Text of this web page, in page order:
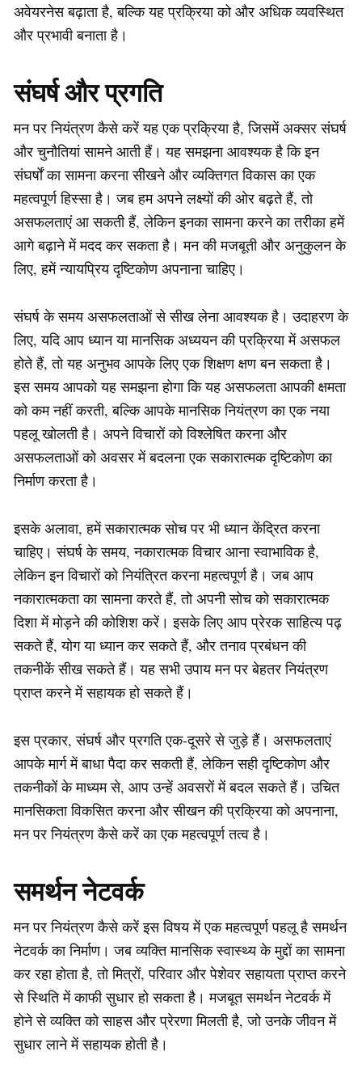
अवेयरनेस बढ़ाता है, बल्कि यह प्रक्रिया को और अधिक व्यवस्थित
और प्रभावी बनाता है।
संघर्ष और प्रगति
मन पर नियंत्रण कैसे करें यह एक प्रक्रिया है, जिसमें अक्सर संघर्ष
और चुनौतियां सामने आती हैं। यह समझना आवश्यक है कि इन
संघर्षों का सामना करना सीखने और व्यक्तिगत विकास का एक
महत्वपूर्ण हिस्सा है। जब हम अपने लक्ष्यों की ओर बढ़ते हैं, तो
असफलताएं आ सकती हैं, लेकिन इनका सामना करने का तरीका हमें
आगे बढ़ाने में मदद कर सकता है। मन की मजबूती और अनुकुलन के
लिए, हमें न्यायप्रिय दृष्टिकोण अपनाना चाहिए।
संघर्ष के समय असफलताओं से सीख लेना आवश्यक है। उदाहरण के
लिए, यदि आप ध्यान या मानसिक अध्ययन की प्रक्रिया में असफल
होते हैं, तो यह अनुभव आपके लिए एक शिक्षण क्षण बन सकता है।
इस समय आपको यह समझना होगा कि यह असफलता आपकी क्षमता
को कम नहीं करती, बल्कि आपके मानसिक नियंत्रण का एक नया
पहलू खोलती है। अपने विचारों को विश्लेषित करना और
असफलताओं को अवसर में बदलना एक सकारात्मक दृष्टिकोण का
निर्माण करता है।
इसके अलावा, हमें सकारात्मक सोच पर भी ध्यान केंद्रित करना
चाहिए। संघर्ष के समय, नकारात्मक विचार आना स्वाभाविक है,
लेकिन इन विचारों को नियंत्रित करना महत्वपूर्ण है। जब आप
नकारात्मकता का सामना करते हैं, तो अपनी सोच को सकारात्मक
दिशा में मोड़ने की कोशिश करें। इसके लिए आप प्रेरक साहित्य पढ़
सकते हैं, योग या ध्यान कर सकते हैं, और तनाव प्रबंधन की
तकनीकें सीख सकते हैं। यह सभी उपाय मन पर बेहतर नियंत्रण
प्राप्त करने में सहायक हो सकते हैं।
इस प्रकार, संघर्ष और प्रगति एक-दूसरे से जुड़े हैं। असफलताएं
आपके मार्ग में बाधा पैदा कर सकती हैं, लेकिन सही दृष्टिकोण और
तकनीकों के माध्यम से, आप उन्हें अवसरों में बदल सकते हैं। उचित
मानसिकता विकसित करना और सीखन की प्रक्रिया को अपनाना,
मन पर नियंत्रण कैसे करें का एक महत्वपूर्ण तत्व है।
समर्थन नेटवर्क
मन पर नियंत्रण कैसे करें इस विषय में एक महत्वपूर्ण पहलू है समर्थन
नेटवर्क का निर्माण। जब व्यक्ति मानसिक स्वास्थ्य के मुद्दों का सामना
कर रहा होता है, तो मित्रों, परिवार और पेशेवर सहायता प्राप्त करने
से स्थिति में काफी सुधार हो सकता है। मजबूत समर्थन नेटवर्क में
होने से व्यक्ति को साहस और प्रेरणा मिलती है, जो उनके जीवन में
सुधार लाने में सहायक होती है।